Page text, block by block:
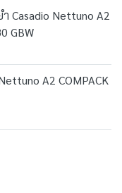
Nettuno A2
GBW
A2 COMPACK